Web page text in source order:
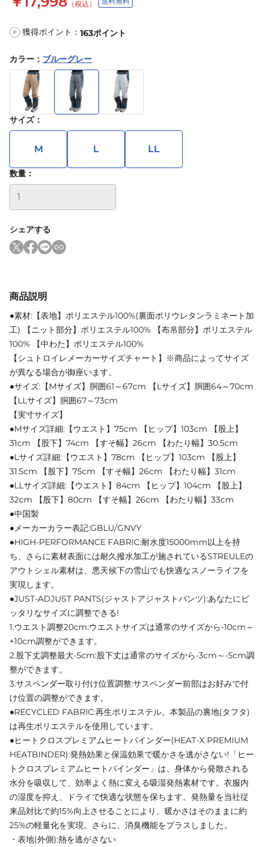
（税込）
P 獲得ポイント： 163ポイント
カラー ： ブルーグレー
サイズ：
M L LL
数量：
シェアする
商品説明
●素材:【表地】ポリエステル100%(裏面ポリウレタンラミネート加
工) 【ニット部分】ポリエステル100% 【布帛部分】ポリエステル
100% 【中わた】ポリエステル100%
【シュトロイレメーカーサイズチャート】※商品によってサイズ
が異なる場合が御座います。
●サイズ:【Mサイズ】胴囲61～67cm 【Lサイズ】胴囲64～70cm
【LLサイズ】胴囲67～73cm
【実寸サイズ】
●Mサイズ詳細:【ウエスト】75cm 【ヒップ】103cm 【股上】
31cm 【股下】74cm 【すそ幅】26cm 【わたり幅】30.5cm
●Lサイズ詳細:【ウエスト】78cm 【ヒップ】103cm 【股上】
31.5cm 【股下】75cm 【すそ幅】26cm 【わたり幅】31cm
●LLサイズ詳細:【ウエスト】84cm 【ヒップ】104cm 【股上】
32cm 【股下】80cm 【すそ幅】26cm 【わたり幅】33cm
●中国製
●メーカーカラー表記:GBLU/GNVY
●HIGH‐PERFORMANCE FABRIC:耐水度15000mm以上を持
ち、さらに素材表面には耐久撥水加工が施されているSTREULEの
アウトシェル素材は、悪天候下の雪山でも快適なスノーライフを
実現します。
●JUST‐ADJUST PANTS(ジャストアジャストパンツ):あなたにピ
ッタリなサイズに調整できる!
1.ウエスト調整20cm:ウエストサイズは通常のサイズから‐10cm～
+10cm調整ができます。
2.股下丈調整最大‐5cm:股下丈は通常のサイズから‐3cm～‐5cm調
整ができます。
3.サスペンダー取り付け位置調整:サスペンダー前部はお好みで付
け位置の調整ができます。
●RECYCLED FABRIC:再生ポリエステル。本製品の裏地(タフタ)
は再生ポリエステルを使用しています。
●ヒートクロスプレミアムヒートバインダー(HEAT‐X PREMIUM
HEATBINDER):発熱効果と保温効果で暖かさを逃がさない!「ヒー
トクロスプレミアムヒートバインダー」は、身体から発散される
水分を吸収して、効率よく熱に変える吸湿発熱素材です。衣服内
の湿度を抑え、ドライで快適な状態を保ちます。発熱量を当社従
来品対比で約15%向上させることにより、暖かさはそのままに約
25%の軽量化を実現。さらに、消臭機能をプラスしました。
・表地(外側):熱を逃がさない